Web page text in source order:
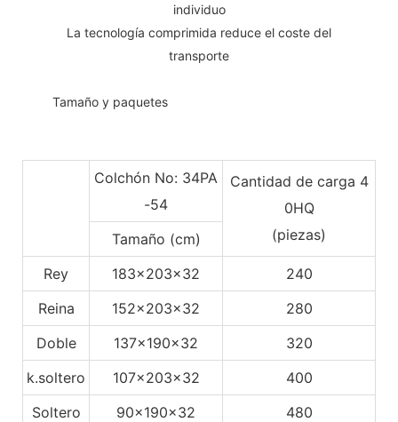
individuo
La tecnología comprimida reduce el coste del
transporte
Tamaño y paquetes
Colchón No: 34PA
-54
Cantidad de carga 4
0HQ
(piezas)
Tamaño (cm)
Rey
183x203x32
240
Reina
152x203x32
280
Doble
137x190x32
320
k.soltero
107x203x32
400
Soltero
90x190x32 480